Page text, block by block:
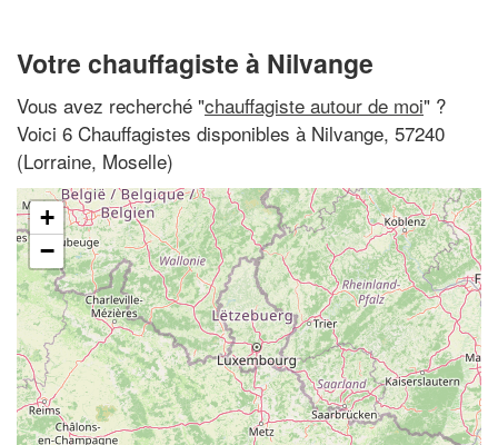
Votre chauffagiste à Nilvange
Vous avez recherché "chauffagiste autour de moi" ?
Voici 6 Chauffagistes disponibles à Nilvange, 57240
(Lorraine, Moselle)
+
−